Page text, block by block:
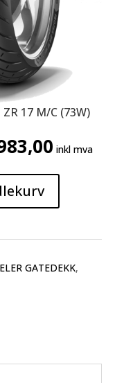
17 M/C (73W)
pris
er:
inkl mva
GATEDEKK,